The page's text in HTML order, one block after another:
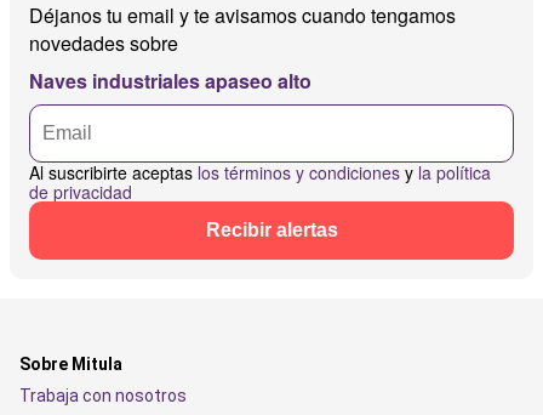
Déjanos tu email y te avisamos cuando tengamos
novedades sobre
Naves industriales apaseo alto
Al suscribirte aceptas los términos y condiciones y la política
de privacidad
Recibir alertas
Sobre Mitula
Trabaja con nosotros